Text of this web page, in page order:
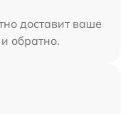
доставит ваше
обратно.